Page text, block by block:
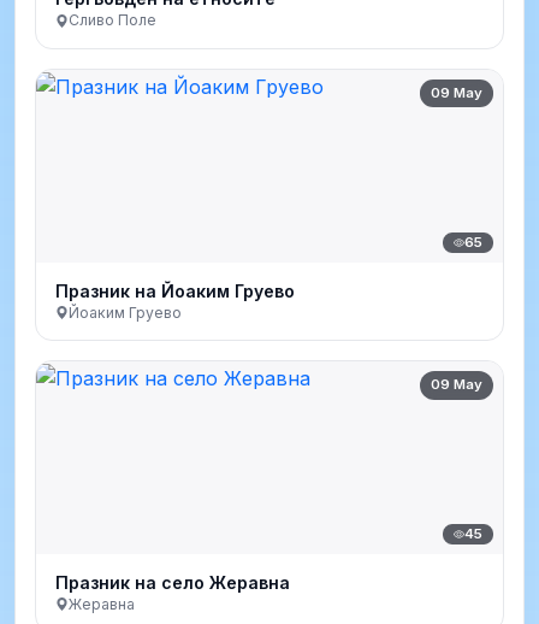
Сливо Поле
09 May
65
Празник на Йоаким Груево
Йоаким Груево
09 May
45
Празник на село Жеравна
Жеравна